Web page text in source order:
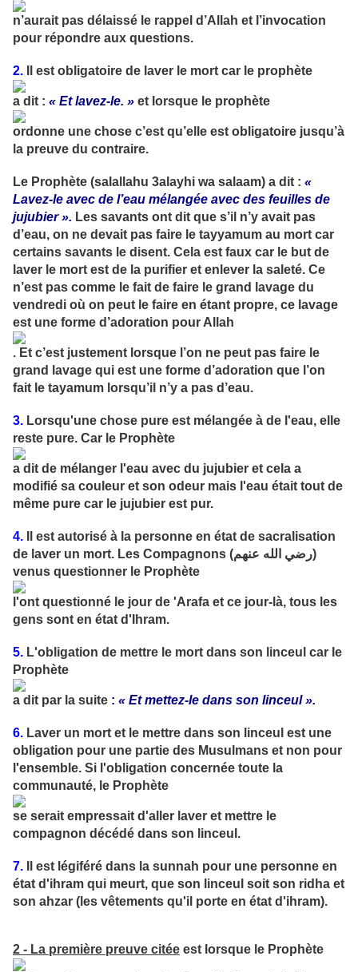
n’aurait pas délaissé le rappel d’Allah et l’invocation
pour répondre aux questions.
2. Il est obligatoire de laver le mort car le prophète
a dit : « Et lavez-le. » et lorsque le prophète
ordonne une chose c’est qu’elle est obligatoire jusqu’à
la preuve du contraire.
Le Prophète (salallahu 3alayhi wa salaam) a dit : «
Lavez-le avec de l’eau mélangée avec des feuilles de
jujubier ». Les savants ont dit que s’il n’y avait pas
d’eau, on ne devait pas faire le tayyamum au mort car
certains savants le disent. Cela est faux car le but de
laver le mort est de la purifier et enlever la saleté. Ce
n’est pas comme le fait de faire le grand lavage du
vendredi où on peut le faire en étant propre, ce lavage
est une forme d’adoration pour Allah
. Et c’est justement lorsque l’on ne peut pas faire le
grand lavage qui est une forme d’adoration que l’on
fait le tayamum lorsqu’il n’y a pas d’eau.
3. Lorsqu'une chose pure est mélangée à de l'eau, elle
reste pure. Car le Prophète
a dit de mélanger l'eau avec du jujubier et cela a
modifié sa couleur et son odeur mais l'eau était tout de
même pure car le jujubier est pur.
4. Il est autorisé à la personne en état de sacralisation
de laver un mort. Les Compagnons (رضي الله عنهم)
venus questionner le Prophète
l'ont questionné le jour de 'Arafa et ce jour-là, tous les
gens sont en état d'Ihram.
5. L'obligation de mettre le mort dans son linceul car le
Prophète
a dit par la suite : « Et mettez-le dans son linceul ».
6. Laver un mort et le mettre dans son linceul est une
obligation pour une partie des Musulmans et non pour
l'ensemble. Si l'obligation concernée toute la
communauté, le Prophète
se serait empressait d'aller laver et mettre le
compagnon décédé dans son linceul.
7. Il est légiféré dans la sunnah pour une personne en
état d'ihram qui meurt, que son linceul soit son ridha et
son ahzar (les vêtements qu'il porte en état d'ihram).
2 - La première preuve citée est lorsque le Prophète